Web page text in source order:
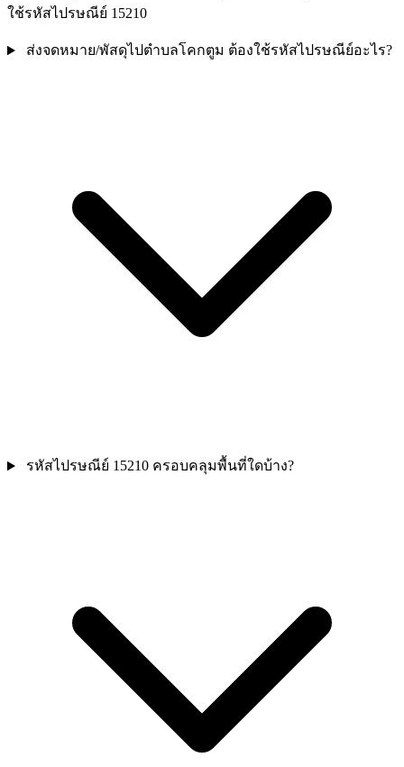
ใช้รหัสไปรษณีย์ 15210
ส่งจดหมาย/พัสดุไปตำบลโคกตูม ต้องใช้รหัสไปรษณีย์อะไร?
รหัสไปรษณีย์ 15210 ครอบคลุมพื้นที่ใดบ้าง?